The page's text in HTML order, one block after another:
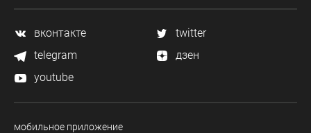
вконтакте
twitter
telegram
дзен
youtube
мобильное приложение